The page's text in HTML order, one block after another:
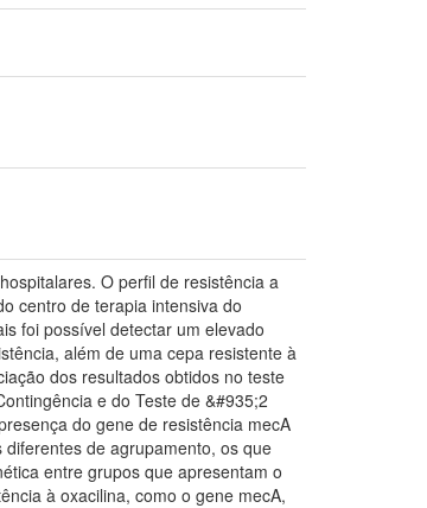
O perfil de resistência a
centro de terapia intensiva do
foi possível detectar um elevado
além de uma cepa resistente à
dos resultados obtidos no teste
e do Teste de &#935;2
do gene de resistência mecA
de agrupamento, os que
entre grupos que apresentam o
à oxacilina, como o gene mecA,